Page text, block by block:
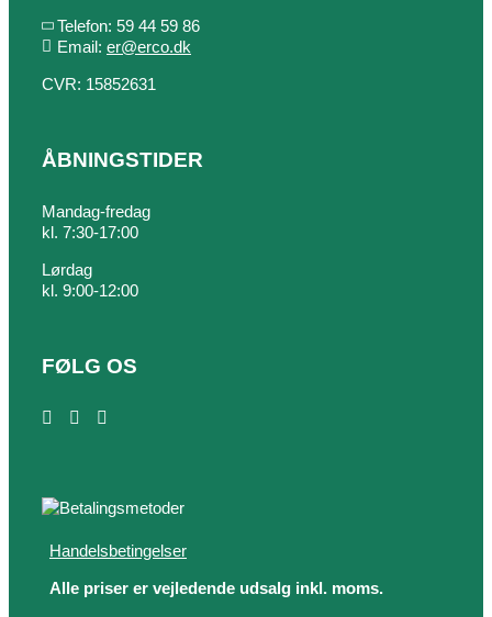
Telefon: 59 44 59 86
Email: er@erco.dk
CVR: 15852631
ÅBNINGSTIDER
Mandag-fredag
kl. 7:30-17:00
Lørdag
kl. 9:00-12:00
FØLG OS
Handelsbetingelser
Alle priser er vejledende udsalg inkl. moms.